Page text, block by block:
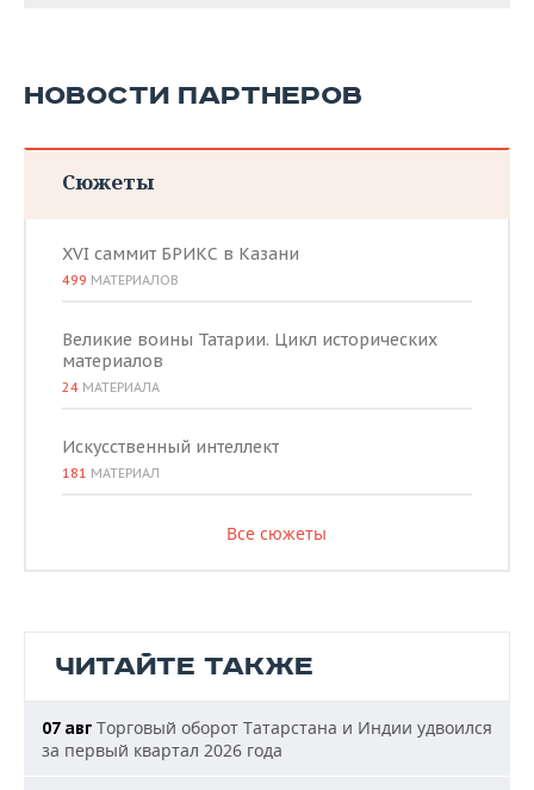
НОВОСТИ ПАРТНЕРОВ
Сюжеты
XVI саммит БРИКС в Казани
499 МАТЕРИАЛОВ
Великие воины Татарии. Цикл исторических
материалов
24 МАТЕРИАЛА
Искусственный интеллект
181 МАТЕРИАЛ
Все сюжеты
ЧИТАЙТЕ ТАКЖЕ
07 авг Торговый оборот Татарстана и Индии удвоился
за первый квартал 2026 года